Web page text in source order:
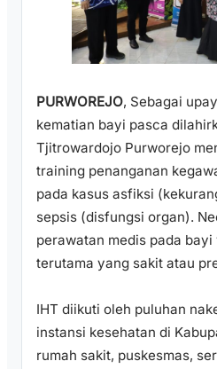
PURWOREJO, Sebagai
kematian bayi pasca
Tjitrowardojo Purworejo
training penanganan
pada kasus asfiksi
sepsis (disfungsi organ).
perawatan medis pada bayi
terutama yang sakit atau
IHT diikuti oleh puluhan
instansi kesehatan di
rumah sakit, puskesmas,